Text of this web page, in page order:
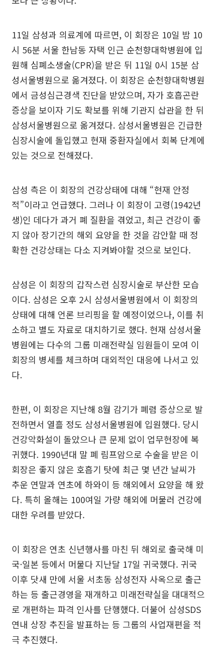
11일 삼성과 의료계에 따르면, 이 회장은 10일 밤 10
시 56분 서울 한남동 자택 인근 순천향대학병원에 입
원해 심폐소생술(CPR)을 받은 뒤 11일 0시 15분 삼
성서울병원으로 옮겨졌다. 이 회장은 순천향대학병원
에서 금성심근경색 진단을 받았으며, 자가 호흡곤란
증상을 보이자 기도 확보를 위해 기관지 삽관을 한 뒤
삼성서울병원으로 옮겨졌다. 삼성서울병원은 긴급한
심장시술에 돌입했고 현재 중환자실에서 회복 단계에
있는 것으로 전해졌다.
삼성 측은 이 회장의 건강상태에 대해 “현재 안정
적”이라고 언급했다. 그러나 이 회장이 고령(1942년
생)인 데다가 과거 폐 질환을 겪었고, 최근 건강이 좋
지 않아 장기간의 해외 요양을 한 것을 감안할 때 정
확한 건강상태는 다소 지켜봐야할 것으로 보인다.
삼성은 이 회장의 갑작스런 심장시술로 부산한 모습
이다. 삼성은 오후 2시 삼성서울병원에서 이 회장의
상태에 대해 언론 브리핑을 할 예정이었으나, 이를 취
소하고 별도 자료로 대치하기로 했다. 현재 삼성서울
병원에는 다수의 그룹 미래전략실 임원들이 모여 이
회장의 병세를 체크하며 대외적인 대응에 나서고 있
다.
한편, 이 회장은 지난해 8월 감기가 폐렴 증상으로 발
전하면서 열흘 정도 삼성서울병원에 입원했다. 당시
건강악화설이 돌았으나 큰 문제 없이 업무현장에 복
귀했다. 1990년대 말 폐 림프암으로 수술을 받은 이
회장은 좋지 않은 호흡기 탓에 최근 몇 년간 날씨가
추운 연말과 연초에 하와이 등 해외에서 요양을 해 왔
다. 특히 올해는 100여일 가량 해외에 머물러 건강에
대한 우려를 받았다.
이 회장은 연초 신년행사를 마친 뒤 해외로 출국해 미
국·일본 등에서 머물다 지난달 17일 귀국했다. 귀국
이후 닷새 만에 서울 서초동 삼성전자 사옥으로 출근
하는 등 출근경영을 재개하고 미래전략실을 대대적으
로 개편하는 파격 인사를 단행했다. 더불어 삼성SDS
연내 상장 추진을 발표하는 등 그룹의 사업재편을 적
극 추진했다.